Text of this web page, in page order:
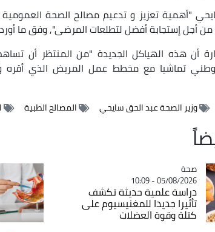
"أهمية تعزيز و تدعيم مصالح الصحة
من أجل إستجابة أفضل لتطلعات المرضى", وفق ما
أن هذه الهياكل الجديدة "من المنتظر أن
تماشيا مع مخطط عمل المريض الذي
وزير الصحة عبد الحق سايحي المصالح الطبية
Catégorie
صحة
05/08/2026 - 10:09
دراسة علمية حديثة تكشف
تأثيرا جديدا للمغنيسيوم على
كتلة وقوة العضلات